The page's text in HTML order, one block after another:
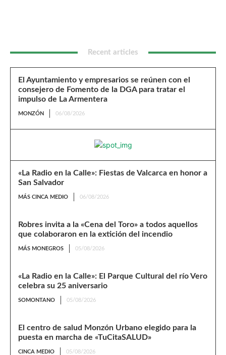
Recent articles
El Ayuntamiento y empresarios se reúnen con el
consejero de Fomento de la DGA para tratar el
impulso de La Armentera
MONZÓN 06/08/2026
«La Radio en la Calle»: Fiestas de Valcarca en honor a
San Salvador
MÁS CINCA MEDIO 06/08/2026
Robres invita a la «Cena del Toro» a todos aquellos
que colaboraron en la extición del incendio
MÁS MONEGROS 05/08/2026
«La Radio en la Calle»: El Parque Cultural del río Vero
celebra su 25 aniversario
SOMONTANO 05/08/2026
El centro de salud Monzón Urbano elegido para la
puesta en marcha de «TuCitaSALUD»
CINCA MEDIO 05/08/2026